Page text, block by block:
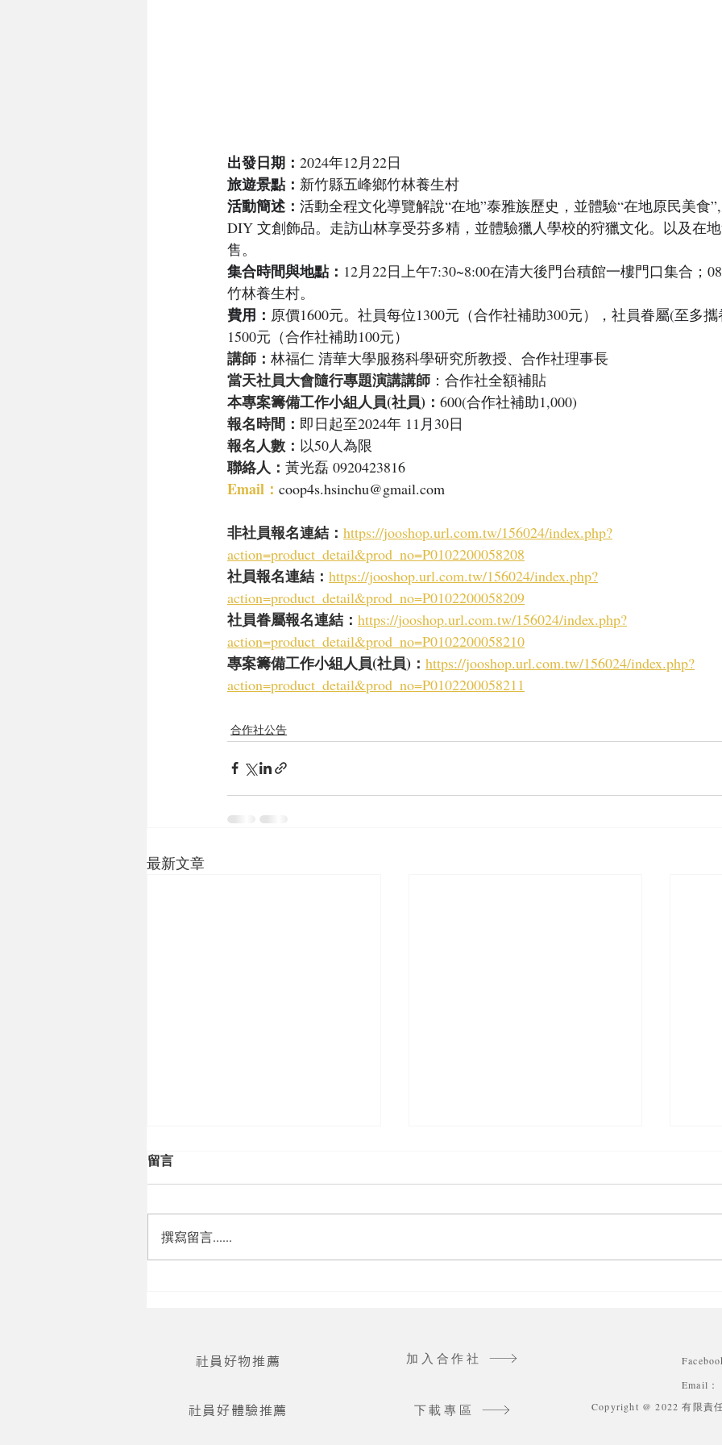
出發日期： 2024年12月22日
旅遊景點： 新竹縣五峰鄉竹林養生村
活動簡述： 活動全程文化導覽解說“在地”泰雅族歷史，並體驗“在地原民美食
DIY 文創飾品。走訪山林享受芬多精，並體驗獵人學校的狩獵文化。以及在
售。
集合時間與地點： 12月22日上午7:30~8:00在清大後門台積館一樓門口集合；
竹林養生村。
費用： 原價1600元。社員每位1300元（合作社補助300元），社員眷屬(至多
1500元（合作社補助100元）
講師： 林福仁 清華大學服務科學研究所教授、合作社理事長
當天社員大會隨行專題演講講師 ： 合作社全額補貼
本專案籌備工作小組人員(社員)： 600(合作社補助1,000)
報名時間： 即日起至2024年 11月30日
報名人數： 以50人為限
聯絡人： 黃光磊 0920423816
Email： coop4s.hsinchu@gmail.com
非社員報名連結： https://jooshop.url.com.tw/156024/index.php?
action=product_detail&prod_no=P0102200058208
社員報名連結： https://jooshop.url.com.tw/156024/index.php?
action=product_detail&prod_no=P0102200058209
社員眷屬報名連結： https://jooshop.url.com.tw/156024/index.php?
action=product_detail&prod_no=P0102200058210
專案籌備工作小組人員(社員)： https://jooshop.url.com.tw/156024/index.php?
action=product_detail&prod_no=P0102200058211
合作社公告
最新文章
留言
撰寫留言......
社員好物推薦
社員好體驗推薦
加入合作社
下載專區
Email：
Copyright @ 2022 有限責